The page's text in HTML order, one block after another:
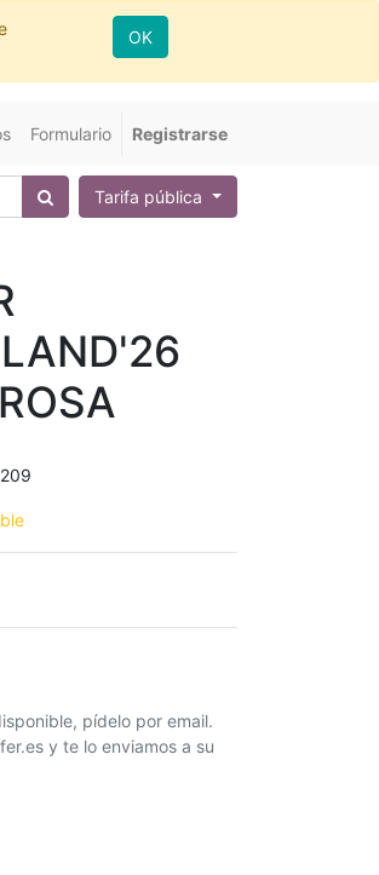
OK
Formulario Registrarse
Tarifa pública
pídelo por email.
y te lo enviamos a su